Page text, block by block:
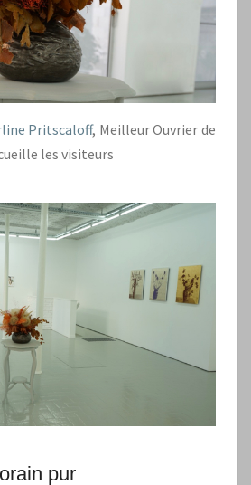
Pritscaloff, Meilleur Ouvrier de
les visiteurs
pur